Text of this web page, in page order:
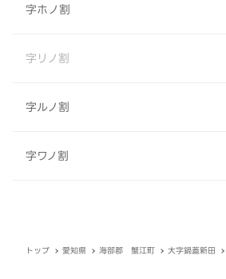
字ホノ割
字リノ割
字ルノ割
字ワノ割
トップ 愛知県 海部郡 蟹江町 大字鍋蓋新田